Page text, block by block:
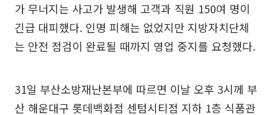
가 무너지는 사고가 발생해 고객과 직원 150여 명이
긴급 대피했다. 인명 피해는 없었지만 지방자치단체
는 안전 점검이 완료될 때까지 영업 중지를 요청했다.
31일 부산소방재난본부에 따르면 이날 오후 3시께 부
산 해운대구 롯데백화점 센텀시티점 지하 1층 식품관